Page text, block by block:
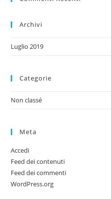
Archivi
Luglio 2019
Categorie
Non classé
Meta
Accedi
Feed dei contenuti
Feed dei commenti
WordPress.org